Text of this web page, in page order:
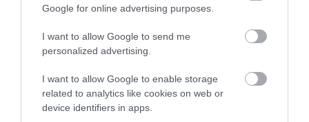
Google for online advertising purposes.
I want to allow Google to send me
personalized advertising.
I want to allow Google to enable storage
related to analytics like cookies on web or
device identifiers in apps.